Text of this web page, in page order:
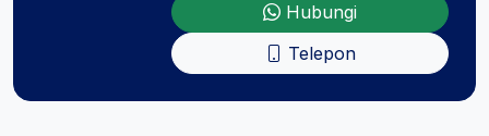
Hubungi
Telepon